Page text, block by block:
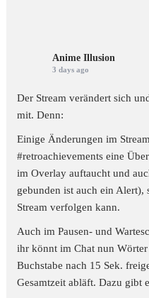
Anime Illusion
3 days ago
Der Stream verändert sich
mit. Denn:
Einige Änderungen im
#retroachievements eine
im Overlay auftaucht und
gebunden ist auch ein Alert),
Stream verfolgen kann.
Auch im Pausen- und
ihr könnt im Chat nun
Buchstabe nach 15 Sek.
Gesamtzeit abläft. Dazu gibt